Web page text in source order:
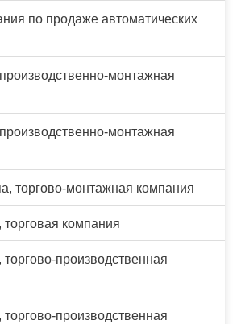
по продаже автоматических
монтажная
монтажная
торгово-монтажная компания
компания
производственная
производственная